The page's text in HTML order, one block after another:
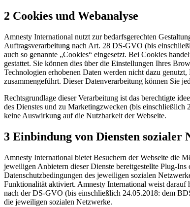
2 Cookies und Webanalyse
Amnesty International nutzt zur bedarfsgerechten
Auftragsverarbeitung nach Art. 28 DS-GVO (bis
auch so genannte „Cookies“ eingesetzt. Bei Cookies
gestattet. Sie können dies über die Einstellungen Ihres
Technologien erhobenen Daten werden nicht dazu
zusammengeführt. Dieser Datenverarbeitung können Sie
Rechtsgrundlage dieser Verarbeitung ist das berechtigte
des Dienstes und zu Marketingzwecken (bis einschließlich
keine Auswirkung auf die Nutzbarkeit der Webseite.
3 Einbindung von Diensten sozialer
Amnesty International bietet Besuchern der Webseite die
jeweiligen Anbietern dieser Dienste bereitgestellte Plug-
Datenschutzbedingungen des jeweiligen sozialen
Funktionalität aktiviert. Amnesty International weist darauf
nach der DS-GVO (bis einschließlich 24.05.2018: dem
die jeweiligen sozialen Netzwerke.